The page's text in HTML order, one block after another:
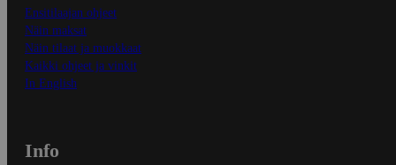
Ensitilaajan ohjeet
Näin maksat
Näin tilaat ja muokkaat
Kaikki ohjeet ja vinkit
In English
Info